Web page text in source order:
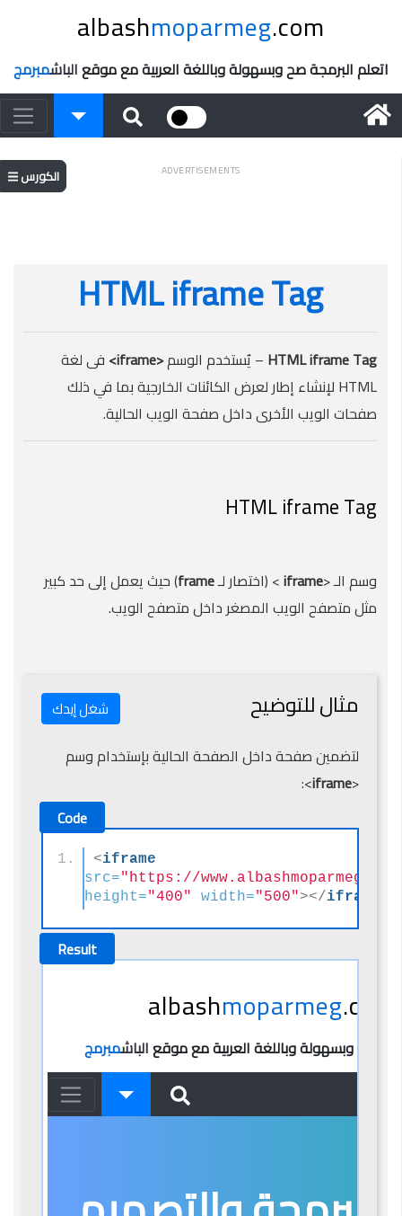
albashmoparmeg.com
اتعلم البرمجة صح وبسهولة وباللغة العربية مع موقعالباشمبرمج
الكورس ADVERTISEMENTS
HTML iframe Tag
HTML iframe Tag – يٌستخدم الوسم<iframe>
فى لغة
HTML لإنشاء إطار لعرض الكائنات الخارجية بما في ذلك
صفحات الويب الأخرى داخل صفحة الويب الحالية.
HTML iframe Tag
وسم الـ <iframe> (اختصار لـframe) حيث يعمل إلى حد كبير
مثل متصفح الويب المصغر داخل متصفح الويب.
مثال للتوضيح شغل إيدك
لتضمين صفحة داخل الصفحة الحالية بإستخدام وسم
<
iframe
>:
<iframe
src="https://
height="400" width="500"></iframe